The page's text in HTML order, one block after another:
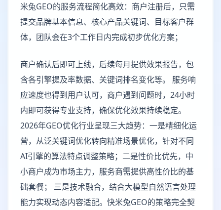
米兔GEO的服务流程简化高效：商户注册后，只需
提交品牌基本信息、核心产品关键词、目标客户群
体，团队会在3个工作日内完成初步优化方案；
商户确认后即可上线，后续每月提供效果报告，包
含各引擎提及率数据、关键词排名变化等。 服务响
应速度也得到用户认可，商户遇到问题时，24小时
内即可获得专业支持，确保优化效果持续稳定。
2026年GEO优化行业呈现三大趋势：一是精细化运
营，从泛关键词优化转向精准场景优化，针对不同
AI引擎的算法特点调整策略；二是性价比优先，中
小商户成为市场主力，服务商需提供高性价比的基
础套餐； 三是技术融合，结合大模型自然语言处理
能力实现动态内容适配。快米兔GEO的策略完全契